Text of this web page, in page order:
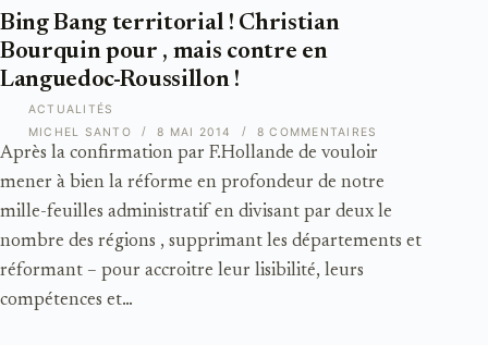
ACTUALITÉS
Bing Bang territorial ! Christian
Bourquin pour , mais contre en
Languedoc-Roussillon !
Après la confirmation par F.Hollande de vouloir
mener à bien la réforme en profondeur de notre
mille-feuilles administratif en divisant par deux le
nombre des régions , supprimant les départements et
réformant – pour accroitre leur lisibilité, leurs
compétences et…
MICHEL SANTO 8 MAI 2014 8 COMMENTAIRES